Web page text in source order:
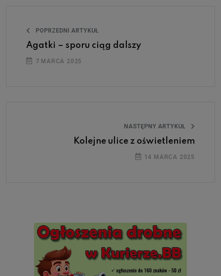
POPRZEDNI ARTYKUŁ
Agatki – sporu ciąg dalszy
7 MARCA 2025
NASTĘPNY ARTYKUŁ
Kolejne ulice z oświetleniem
14 MARCA 2025